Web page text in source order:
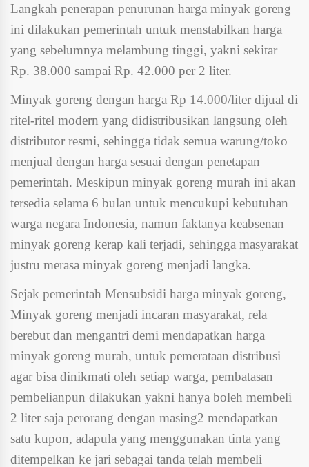
Langkah penerapan penurunan harga minyak goreng
ini dilakukan pemerintah untuk menstabilkan harga
yang sebelumnya melambung tinggi, yakni sekitar
Rp. 38.000 sampai Rp. 42.000 per 2 liter.
Minyak goreng dengan harga Rp 14.000/liter dijual di
ritel-ritel modern yang didistribusikan langsung oleh
distributor resmi, sehingga tidak semua warung/toko
menjual dengan harga sesuai dengan penetapan
pemerintah. Meskipun minyak goreng murah ini akan
tersedia selama 6 bulan untuk mencukupi kebutuhan
warga negara Indonesia, namun faktanya keabsenan
minyak goreng kerap kali terjadi, sehingga masyarakat
justru merasa minyak goreng menjadi langka.
Sejak pemerintah Mensubsidi harga minyak goreng,
Minyak goreng menjadi incaran masyarakat, rela
berebut dan mengantri demi mendapatkan harga
minyak goreng murah, untuk pemerataan distribusi
agar bisa dinikmati oleh setiap warga, pembatasan
pembelianpun dilakukan yakni hanya boleh membeli
2 liter saja perorang dengan masing2 mendapatkan
satu kupon, adapula yang menggunakan tinta yang
ditempelkan ke jari sebagai tanda telah membeli